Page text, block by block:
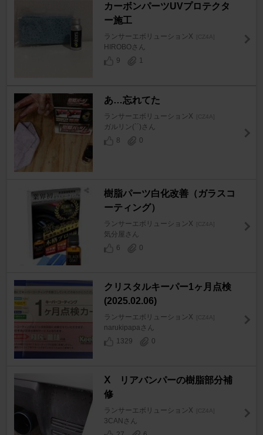
カーボンパーツUVプロテクタ
ー施工
ランサーエボリューションX [CZ4A]
HIROBOさん
9
1
あ…忘れてた
ランサーエボリューションX [CZ4A]
ガルリン(`´)さん
8
0
樹脂パーツ白化改善（ガラスコ
ーティング）
ランサーエボリューションX [CZ4A]
気分屋さん
6
0
クリスタルキーパー1ヶ月点検
(2025.02.06)
ランサーエボリューションX [CZ4A]
narukipapaさん
1329
0
Ⅹ リアバンパーの樹脂部分補
修
ランサーエボリューションX [CZ4A]
3CANさん